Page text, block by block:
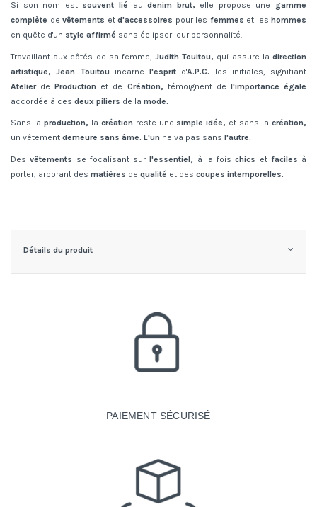
Si son nom est souvent lié audenim brut, elle propose une gamme
complète de vêtements et d'accessoires pour les femmes et les hommes
en quête d'un style affirmé sans éclipser leur personnalité.
Travaillant aux côtés de sa femme,Judith Touitou, qui assure ladirection
artistique, Jean Touitou incarne l'esprit d'A.P.C. les initiales, signifiant
AtelierdeProduction et de Création, témoignent de l'importance égale
accordée à ces deux piliers de la mode.
Sans la production, la création reste une simple idée, et sans lacréation,
un vêtement demeure sans âme. L'un ne va pas sans l'autre.
Desvêtements se focalisant surl'essentiel, à la foischics et faciles à
porter, arborant des matières de qualité et des coupes intemporelles.
Détails du produit
PAIEMENT SÉCURISÉ